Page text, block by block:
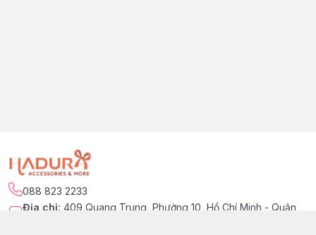
088 823 2233
Địa chỉ: 409 Quang Trung, Phường 10, Hồ Chí Minh - Quận